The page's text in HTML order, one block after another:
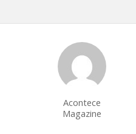
Acontece
Magazine